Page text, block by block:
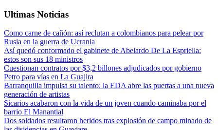
Ultimas Noticias
Como carne de cañón: así reclutan a colombianos para pelear por
Rusia en la guerra de Ucrania
Así quedó conformado el gabinete de Abelardo De La Espriella:
estos son sus 18 ministros
Cuestionan contratos por $3,2 billones adjudicados por gobierno
Petro para vías en La Guajira
Barranquilla impulsa su talento: la EDA abre las puertas a una nueva
generación de artistas
Sicarios acabaron con la vida de un joven cuando caminaba por el
barrio El Manantial
Dos soldados resultaron heridos tras explosión de campo minado de